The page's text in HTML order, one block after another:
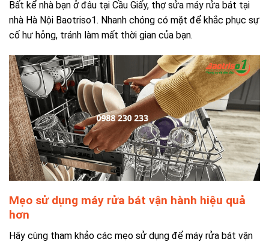
Bất kể nhà bạn ở đâu tại Cầu Giấy, thợ sửa máy rửa bát tại
nhà Hà Nội Baotriso1. Nhanh chóng có mặt để khắc phục sự
cố hư hỏng, tránh làm mất thời gian của bạn.
Mẹo sử dụng máy rửa bát vận hành hiệu quả
hơn
Hãy cùng tham khảo các mẹo sử dụng để máy rửa bát vận